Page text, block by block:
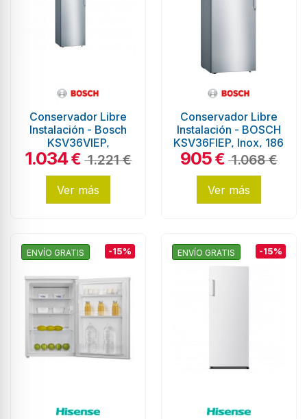
Conservador Libre
Instalación - Bosch
KSV36VIEP,
Eficiencia E, Acero
Inoxidable, Sin...
1.034€ 1.221 €
Ver más
Conservador Libre
Instalación - BOSCH
KSV36FIEP, Inox, 186
cm
905€ 1.068 €
Ver más
ENVÍO GRATIS -15% ENVÍO GRATIS -15%